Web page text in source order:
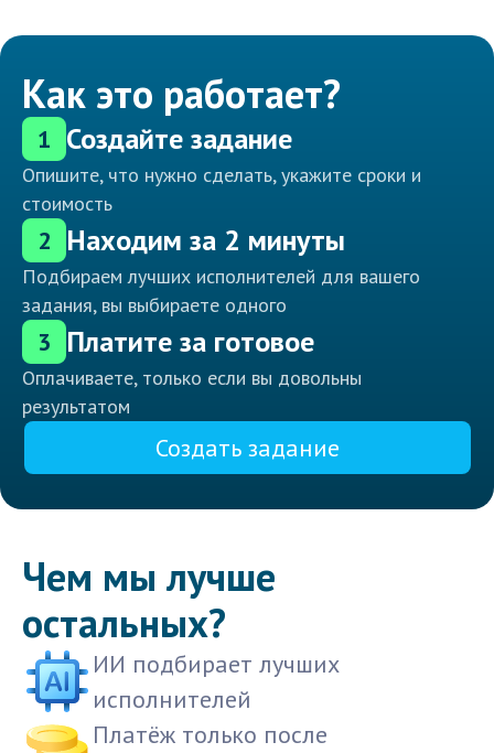
Как это работает?
1 Создайте задание
Опишите, что нужно сделать, укажите сроки и
стоимость
2 Находим за 2 минуты
Подбираем лучших исполнителей для вашего
задания, вы выбираете одного
3 Платите за готовое
Оплачиваете, только если вы довольны
результатом
Создать задание
Чем мы лучше
остальных?
ИИ подбирает лучших
исполнителей
Платёж только после